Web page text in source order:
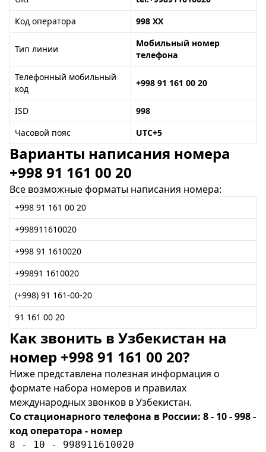
Код оператора
998 XX
Тип линии
Мобильный номер
телефона
Телефонный мобильный
код
+998 91 161 00 20
ISD
998
Часовой пояс
UTC+5
Варианты написания номера
+998 91 161 00 20
Все возможные форматы написания номера:
+998 91 161 00 20
+998911610020
+998 91 1610020
+99891 1610020
(+998) 91 161-00-20
91 161 00 20
Как звонить в Узбекистан на
номер +998 91 161 00 20?
Ниже представлена полезная информация о
формате набора номеров и правилах
международных звонков в Узбекистан.
Со стационарного телефона в России: 8 - 10 - 998 -
код оператора - номер
8 - 10 - 998911610020